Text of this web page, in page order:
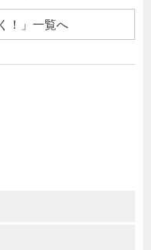
！」一覧へ